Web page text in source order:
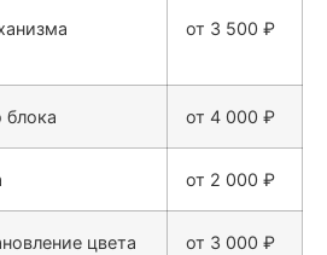
от 3 500 ₽
блока от 4 000 ₽
от 2 000 ₽
цвета от 3 000 ₽